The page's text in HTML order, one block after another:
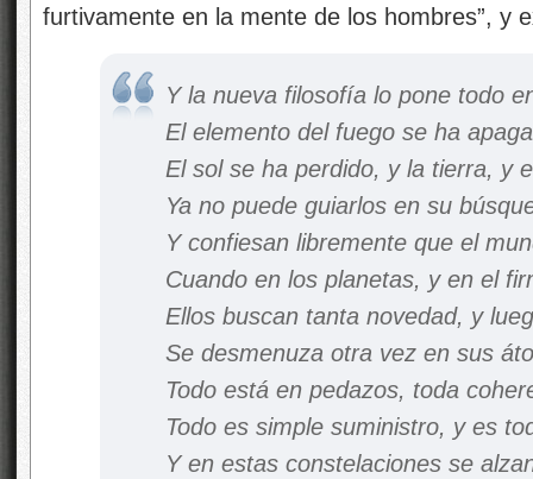
furtivamente en la mente de los hombres”, y
Y la nueva filosofía lo pone todo
El elemento del fuego se ha
El sol se ha perdido, y la tierra, y
Ya no puede guiarlos en su
Y confiesan libremente que el
Cuando en los planetas, y en el
Ellos buscan tanta novedad, y
Se desmenuza otra vez en sus
Todo está en pedazos, toda
Todo es simple suministro, y es
Y en estas constelaciones se